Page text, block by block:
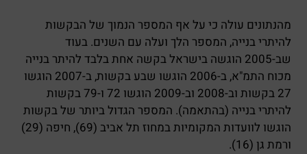
מהנתונים עולה כי על אף המספר הנמוך של הבקשות
להיתרי בנייה, המספר הלך ועלה עם השנים. בעוד
שב-2005 הוגשה בישראל בקשה אחת בלבד להיתר בנייה
מכוח התמ"א, ב-2006 הוגשו שבע בקשות, ב-2007 הוגשו
27 בקשות וב-2008 וב-2009 הוגשו 72 ו-79 בקשות
להיתרי בנייה (בהתאמה). המספר הגדול ביותר של בקשות
הוגשו לוועדות המקומיות במחוז תל אביב (69), חיפה (29)
ורמת גן (16).